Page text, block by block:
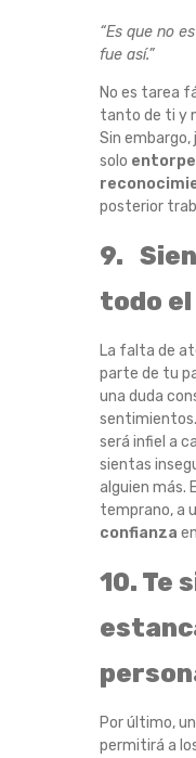
“Es que no
fue así.”
No es tarea
tanto de ti y
Sin
solo
posterior
9.
todo
La falta de
parte de tu
una duda
será infiel a
sientas
alguien más.
temprano, a
confianza
10. Te
Por último,
permitirá a